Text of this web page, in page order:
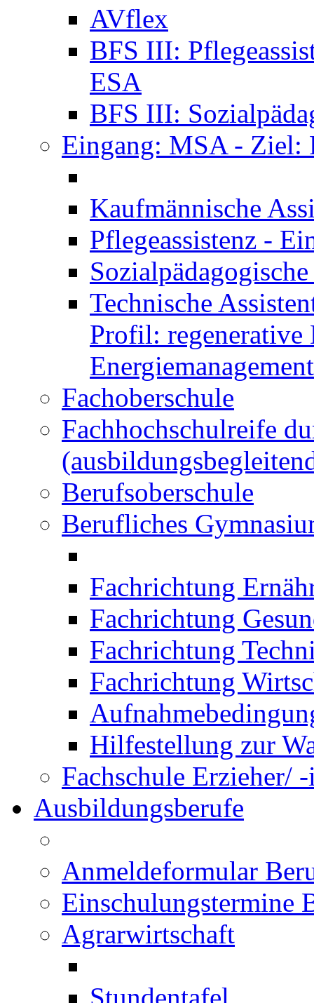
AVflex
BFS III:
ESA
BFS III:
Eingang: MSA - Ziel:
Kaufmännische
Pflegeassistenz -
Technische
Profil: regenerative
Energiemanagement
Fachoberschule
Fachhochschulreife
Berufsoberschule
Berufliches
Fachrichtung
Fachrichtung
Fachrichtung
Fachrichtung
Hilfestellung zur
Fachschule Erzieher/
Ausbildungsberufe
Anmeldeformular
Einschulungstermine
Agrarwirtschaft